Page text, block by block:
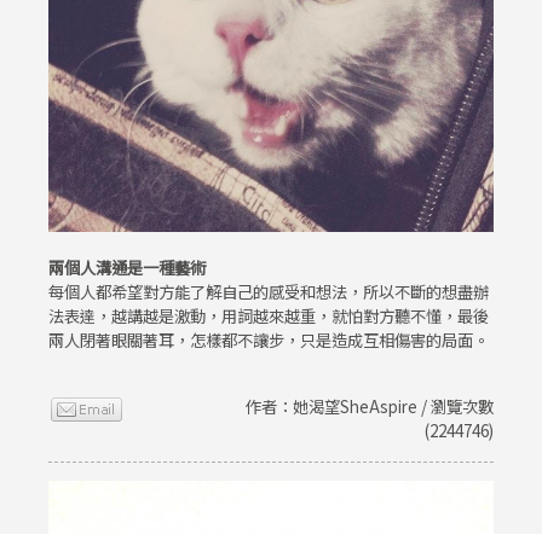
兩個人溝通是一種藝術
每個人都希望對方能了解自己的感受和想法，所以不斷的想盡辦
法表達，越講越是激動，用詞越來越重，就怕對方聽不懂，最後
兩人閉著眼關著耳，怎樣都不讓步，只是造成互相傷害的局面。
作者：她渴望SheAspire / 瀏覽次數
(2244746)